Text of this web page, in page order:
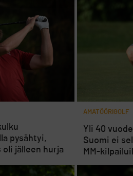
pysähtyi,
jälleen hurja
AMATÖÖRIGOLF
Yli 40
Suomi ei
MM-